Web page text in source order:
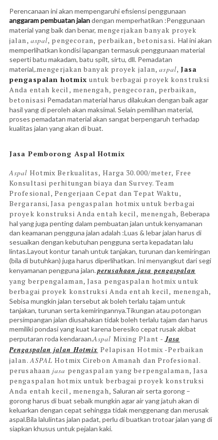
Perencanaan ini akan mempengaruhi efisiensi penggunaan
anggaram pembuatan jalandengan memperhatikan :Penggunaan
material yang baik dan benar, mengerjakan banyak proyek
jalan, aspal, pengecoran, perbaikan, betonisasi. Hal ini akan
memperlihatkan kondisi lapangan termasuk penggunaan material
seperti batu makadam, batu spilt, sirtu, dll. Pemadatan
material,.mengerjakan banyak proyek jalan,aspal, Jasa
pengaspalan hotmix untuk berbagai proyek konstruksi
Anda entah kecil, menengah, pengecoran, perbaikan,
betonisasi Pemadatan material harus dilakukan dengan baik agar
hasil yang di peroleh akan maksimal. Selain pemilihan material,
proses pemadatan material akan sangat berpengaruh terhadap
kualitas jalan yang akan di buat.
Jasa Pemborong Aspal Hotmix
Aspal Hotmix Berkualitas, Harga 30.000/meter, Free
Konsultasi perhitungan biaya dan Survey. Team
Profesional, Pengerjaan Cepat dan Tepat Waktu,
Bergaransi, Jasa pengaspalan hotmix untuk berbagai
proyek konstruksi Anda entah kecil, menengah, Beberapa
hal yang juga penting dalam pembuatan jalan untuk kenyamanan
dan keamanan pengguna jalan adalah :Luas & lebar jalan harus di
sesuaikan dengan kebutuhan pengguna serta kepadatan lalu
lintas.Layout kontur tanah untuk tanjakan, turunan dan kemiringan
(bila di butuhkan) juga harus diperlihatkan. Ini menyangkut dari segi
kenyamanan pengguna jalan.perusahaanjasa pengaspalan
yang berpengalaman,Jasa pengaspalan hotmix untuk
berbagai proyek konstruksi Anda entah kecil, menengah,
Sebisa mungkin jalan tersebut ak boleh terlalu tajam untuk
tanjakan, turunan serta kemiringannya.Tikungan atau potongan
persimpangan jalan diusahakan tidak boleh terlalu tajam dan harus
memiliki pondasi yang kuat karena beresiko cepat rusak akibat
perputaran roda kendaraan.Aspal Mixing Plant -Jasa
Pengaspalan jalan Hotmix Pelapisan Hotmix -Perbaikan
jalan.ASPAL Hotmix Cirebon Amanah dan Profesional.
perusahaan jasa pengaspalan yang berpengalaman, Jasa
pengaspalan hotmix untuk berbagai proyek konstruksi
Anda entah kecil, menengah, Saluran air serta gorong –
gorong harus di buat sebaik mungkin agar air yang jatuh akan di
keluarkan dengan cepat sehingga tidak menggenang dan merusak
aspal.Bila lalulintas jalan padat, perlu di buatkan trotoar jalan yang di
siapkan khusus untuk pejalan kaki.